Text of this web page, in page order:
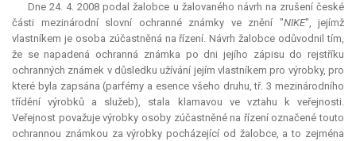
Dne 24. 4. 2008 podal žalobce u žalovaného návrh na zrušení české
části mezinárodní slovní ochranné známky ve znění "NIKE", jejímž
vlastníkem je osoba zúčastněná na řízení. Návrh žalobce odůvodnil tím,
že se napadená ochranná známka po dni jejího zápisu do rejstříku
ochranných známek v důsledku užívání jejím vlastníkem pro výrobky, pro
které byla zapsána (parfémy a esence všeho druhu, tř. 3 mezinárodního
třídění výrobků a služeb), stala klamavou ve vztahu k veřejnosti.
Veřejnost považuje výrobky osoby zúčastněné na řízení označené touto
ochrannou známkou za výrobky pocházející od žalobce, a to zejména